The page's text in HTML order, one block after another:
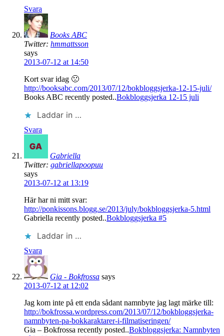
Svara
Books ABC
Twitter: hmmattsson
says
2013-07-12 at 14:50
Kort svar idag 🙁
http://booksabc.com/2013/07/12/bokbloggsjerka-12-15-juli/
Books ABC recently posted..Bokbloggsjerka 12-15 juli
Laddar in …
Svara
Gabriella
Twitter: gabriellapoopuu
says
2013-07-12 at 13:19
Här har ni mitt svar:
http://ponkissons.blogg.se/2013/july/bokbloggsjerka-5.html
Gabriella recently posted..Bokbloggsjerka #5
Laddar in …
Svara
Gia - Bokfrossa says
2013-07-12 at 12:02
Jag kom inte på ett enda sådant namnbyte jag lagt märke till:
http://bokfrossa.wordpress.com/2013/07/12/bokbloggsjerka-
namnbyten-pa-bokkaraktarer-i-filmatiseringen/
Gia – Bokfrossa recently posted..Bokbloggsjerka: Namnbyten